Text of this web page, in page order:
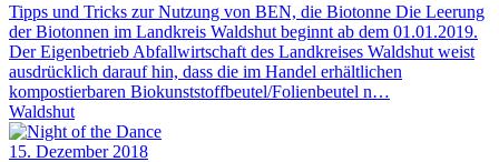
Tipps und Tricks zur Nutzung von BEN, die Biotonne Die Leerung
der Biotonnen im Landkreis Waldshut beginnt ab dem 01.01.2019.
Der Eigenbetrieb Abfallwirtschaft des Landkreises Waldshut weist
ausdrücklich darauf hin, dass die im Handel erhältlichen
kompostierbaren Biokunststoffbeutel/Folienbeutel n…
Waldshut
15. Dezember 2018